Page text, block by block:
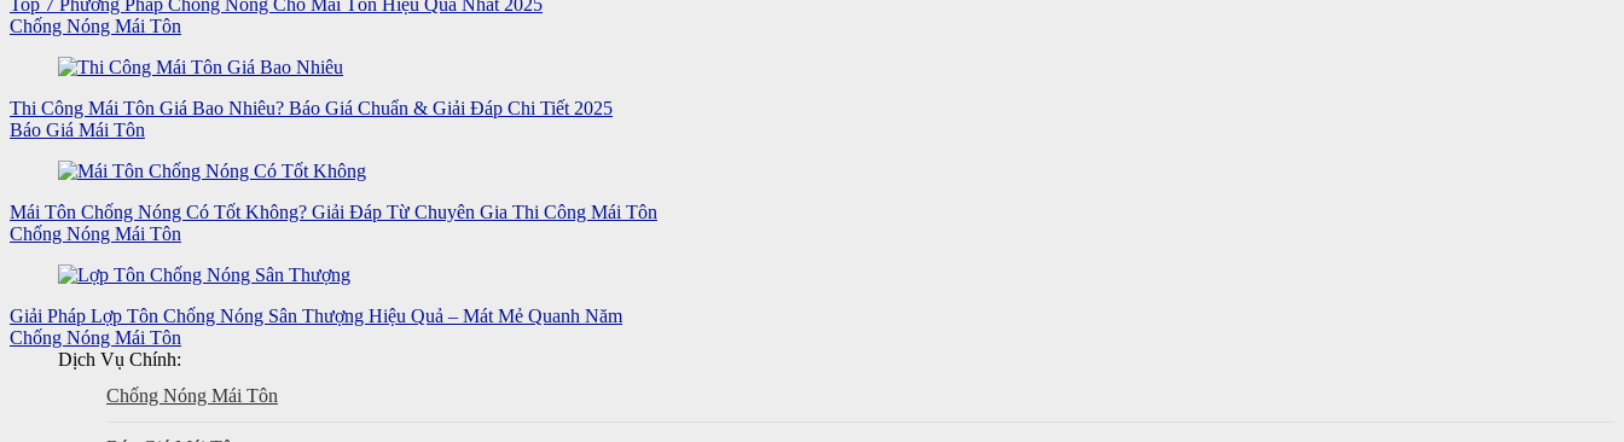
Top 7 Phương Pháp Chống Nóng Cho Mái Tôn Hiệu Quả Nhất 2025
Chống Nóng Mái Tôn
Thi Công Mái Tôn Giá Bao Nhiêu? Báo Giá Chuẩn & Giải Đáp Chi Tiết 2025
Báo Giá Mái Tôn
Mái Tôn Chống Nóng Có Tốt Không? Giải Đáp Từ Chuyên Gia Thi Công Mái Tôn
Chống Nóng Mái Tôn
Giải Pháp Lợp Tôn Chống Nóng Sân Thượng Hiệu Quả – Mát Mẻ Quanh Năm
Chống Nóng Mái Tôn
Dịch Vụ Chính:
Chống Nóng Mái Tôn